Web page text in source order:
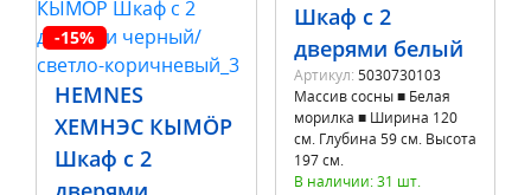
-15%
HEMNES
ХЕМНЭС КЫМÖР
Шкаф с 2
Шкаф с 2
дверями белый
Артикул: 5030730103
Массив сосны ■ Белая
морилка ■ Ширина 120
см. Глубина 59 см. Высота
197 см.
В наличии: 31 шт.